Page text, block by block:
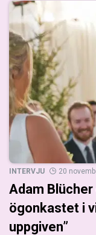
INTERVJU 20
Adam
ögonkastet i
uppgiven”